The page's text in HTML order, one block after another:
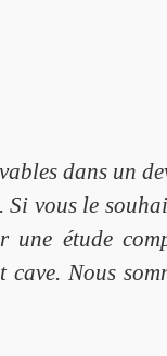
dans un
vous le
une étude
Nous